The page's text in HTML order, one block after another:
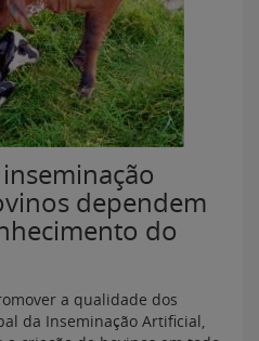
dependem
do
a qualidade dos
da Inseminação Artificial,